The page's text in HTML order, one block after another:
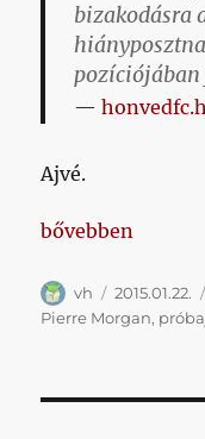
bizakodásra
Ajvé.
„Visszatérve
bővebben
Szerző
vh Közzétéve
2015.01.22.
Pierre Morgan,